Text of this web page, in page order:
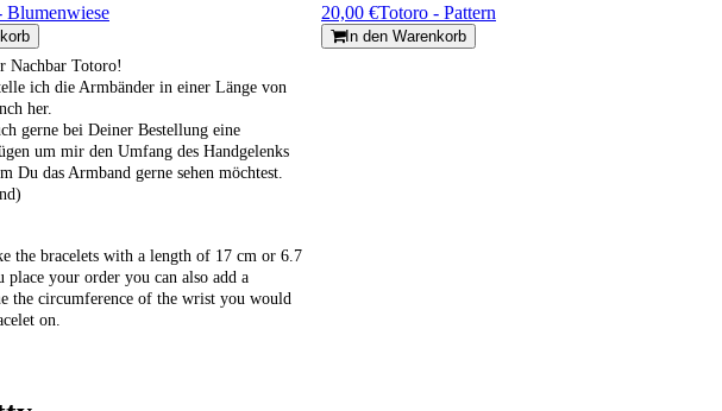
Blumenwiese
Nachbar Totoro!
ich die Armbänder in einer Länge von
her.
gerne bei Deiner Bestellung eine
um mir den Umfang des Handgelenks
Du das Armband gerne sehen möchtest.
the bracelets with a length of 17 cm or 6.7
place your order you can also add a
the circumference of the wrist you would
on.
20,00 €Totoro - Pattern
In den Warenkorb